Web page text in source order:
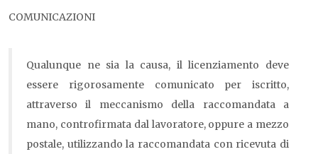
COMUNICAZIONI
Qualunque ne sia la causa, il licenziamento deve
essere rigorosamente comunicato per iscritto,
attraverso il meccanismo della raccomandata a
mano, controfirmata dal lavoratore, oppure a mezzo
postale, utilizzando la raccomandata con ricevuta di